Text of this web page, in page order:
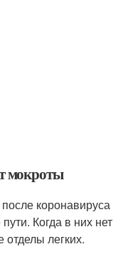
мокроты
коронавируса
Когда в них нет
отделы легких.